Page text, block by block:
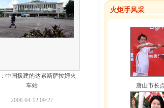
中国援建的达累斯萨拉姆火
车站
2008-04-12 09:27
火炬手风采
唐山市长